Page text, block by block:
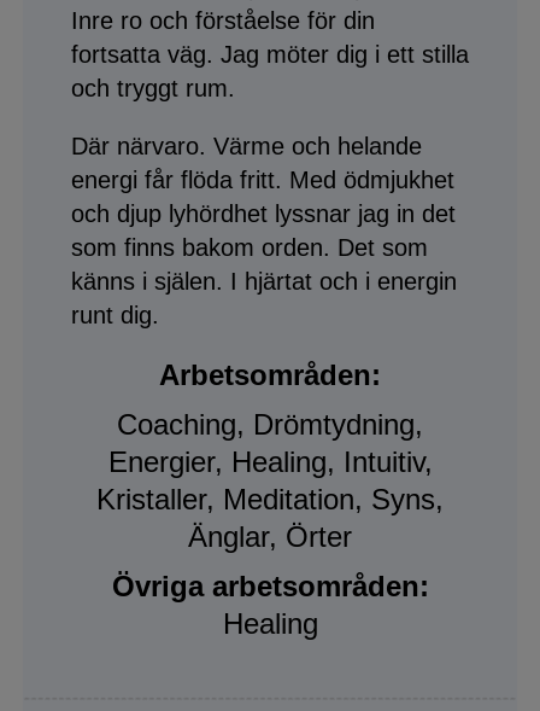
Inre ro och förståelse för din
fortsatta väg. Jag möter dig i ett stilla
och tryggt rum.
Där närvaro. Värme och helande
energi får flöda fritt. Med ödmjukhet
och djup lyhördhet lyssnar jag in det
som finns bakom orden. Det som
känns i själen. I hjärtat och i energin
runt dig.
Arbetsområden:
Coaching, Drömtydning,
Energier, Healing, Intuitiv,
Kristaller, Meditation, Syns,
Änglar, Örter
Övriga arbetsområden:
Healing